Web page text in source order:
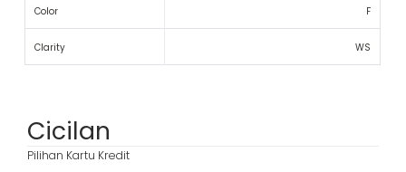
Color F
Clarity WS
Cicilan
Pilihan Kartu Kredit